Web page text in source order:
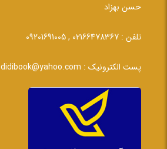
حسن بهزاد
تلفن : 02166478367 , 09201691005
پست الکترونیک : didibook@yahoo.com